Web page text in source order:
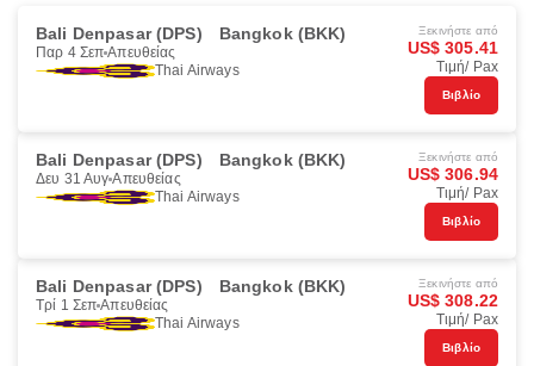
Bali Denpasar (DPS) Bangkok (BKK)
Παρ 4 Σεπ Απευθείας
Thai Airways
Ξεκινήστε από
US$ 305.41
Τιμή/ Pax
Βιβλίο
Bali Denpasar (DPS) Bangkok (BKK)
Δευ 31 Αυγ Απευθείας
Thai Airways
Ξεκινήστε από
US$ 306.94
Τιμή/ Pax
Βιβλίο
Bali Denpasar (DPS) Bangkok (BKK)
Τρί 1 Σεπ Απευθείας
Thai Airways
Ξεκινήστε από
US$ 308.22
Τιμή/ Pax
Βιβλίο